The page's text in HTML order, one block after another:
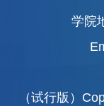
学院
（试行版）